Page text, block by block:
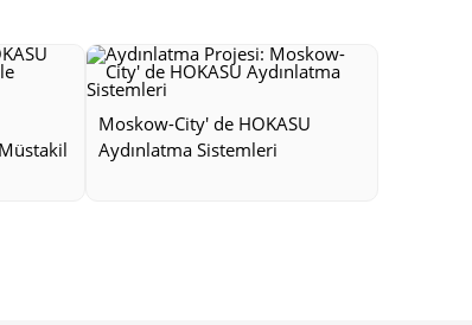
Moskow-City' de HOKASU
Aydınlatma Sistemleri